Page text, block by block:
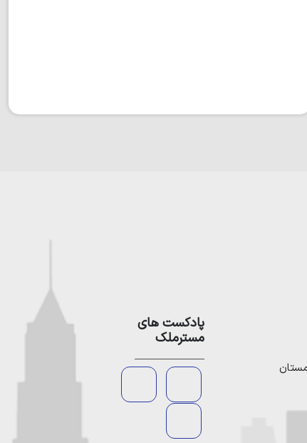
پادکست های
مسترملک